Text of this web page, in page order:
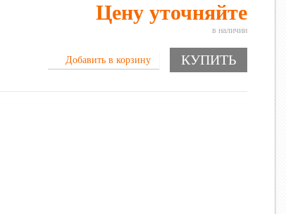
Цену уточняйте
в наличии
КУПИТЬ
Добавить в корзину